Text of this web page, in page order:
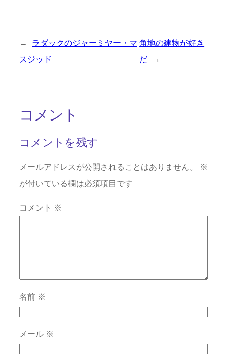
←
ラダックのジャーミヤー・マ
スジッド
角地の建物が好き
だ
→
コメント
コメントを残す
メールアドレスが公開されることはありません。
※
が付いている欄は必須項目です
コメント ※
名前 ※
メール ※